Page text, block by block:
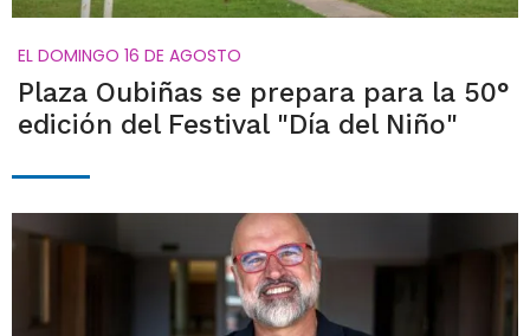
EL DOMINGO 16 DE AGOSTO
Plaza Oubiñas se prepara para la 50°
edición del Festival "Día del Niño"